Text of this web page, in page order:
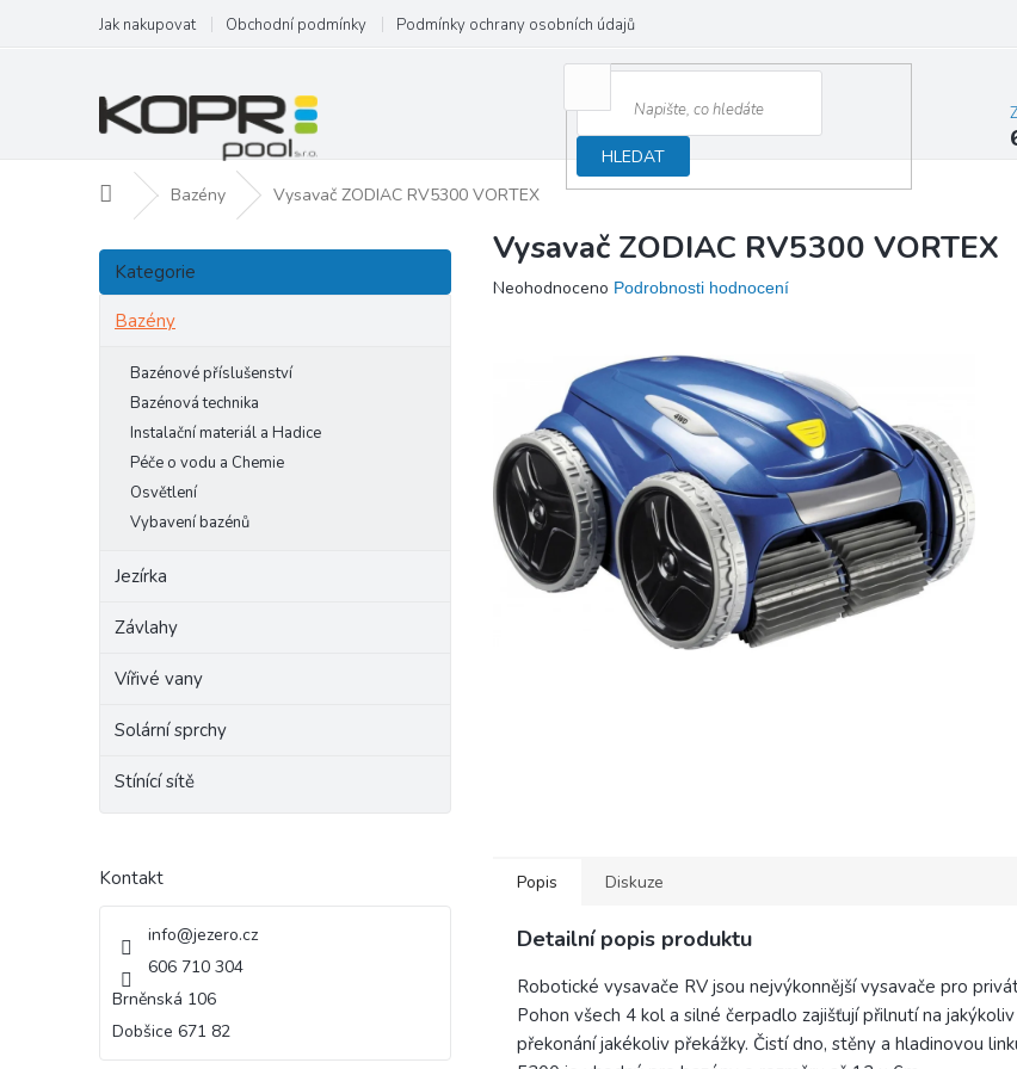
obsah
Jak nakupovat Obchodní podmínky Podmínky ochrany osobních údajů
HLEDAT
Domů Bazény Vysavač ZODIAC RV5300 VORTEX
P
s
Přeskočit
kategorie
Kategorie
Bazény
Bazénové příslušenství
Bazénová technika
Instalační materiál a Hadice
Péče o vodu a Chemie
Osvětlení
Vybavení bazénů
Jezírka
Závlahy
Vířivé vany
Solární sprchy
Stínící sítě
Kontakt
info@jezero.cz
606 710 304
Brněnská 106
Dobšice 671 82
Vysavač ZODIAC RV5300 VORTEX
Průměrné
hvězdiček.
Neohodnoceno Podrobnosti hodnocení
Popis Diskuze
Detailní popis produktu
Robotické vysavače RV jsou nejvýkonnější vysavače pro
Pohon všech 4 kol a silné čerpadlo zajišťují přilnutí na
překonání jakékoliv překážky. Čistí dno, stěny a hladinovou